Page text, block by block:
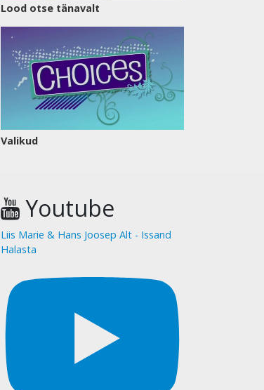
Lood otse tänavalt
Valikud
Youtube
Liis Marie & Hans Joosep Alt - Issand
Halasta